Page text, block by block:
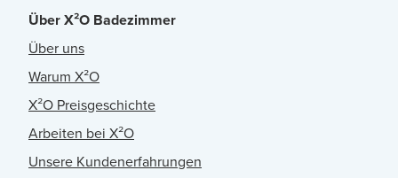
Über X²O Badezimmer
Über uns
Warum X²O
X²O Preisgeschichte
Arbeiten bei X²O
Unsere Kundenerfahrungen